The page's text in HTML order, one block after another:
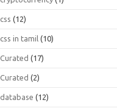
css (12)
css in tamil (10)
Curated (17)
Curated (2)
database (12)